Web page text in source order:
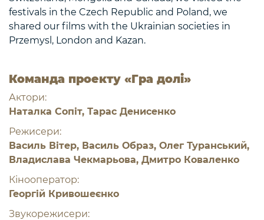
festivals in the Czech Republic and Poland, we
shared our films with the Ukrainian societies in
Przemysl, London and Kazan.
Команда проекту «Гра долі»
Актори:
Наталка Сопіт, Тарас Денисенко
Режисери:
Василь Вітер, Василь Образ, Олег Туранський,
Владислава Чекмарьова, Дмитро Коваленко
Кінооператор:
Георгій Кривошеєнко
Звукорежисери: